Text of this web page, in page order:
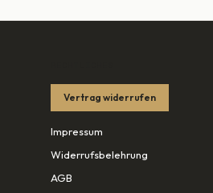
Vertrag widerrufen
Impressum
Widerrufsbelehrung
AGB